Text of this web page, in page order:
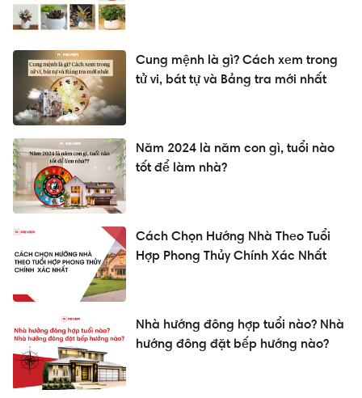
Cung mệnh là gì? Cách xem trong
tử vi, bát tự và Bảng tra mới nhất
Năm 2024 là năm con gì, tuổi nào
tốt để làm nhà?
Cách Chọn Hướng Nhà Theo Tuổi
Hợp Phong Thủy Chính Xác Nhất
Nhà hướng đông hợp tuổi nào? Nhà
hướng đông đặt bếp hướng nào?